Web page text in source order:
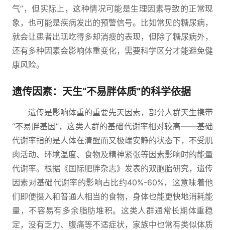
气”，但实际上，这种情况可能是生理因素导致的正常现
象，也可能是疾病发出的预警信号。比如常见的糖尿病，
就会让患者出现吃得多却消瘦的表现，但除了糖尿病外，
还有多种因素会影响体重变化，需要科学区分才能避免健
康风险。
遗传因素：天生“不易胖体质”的科学依据
遗传是影响体重的重要先天因素，部分人群天生携带
“不易胖基因”，这类人群的基础代谢率相对较高——基础
代谢率指的是人体在清醒而又极端安静的状态下，不受肌
肉活动、环境温度、食物及精神紧张等因素影响时的能量
代谢率。根据《国际肥胖杂志》发表的双胞胎研究，遗传
因素对基础代谢率的影响占比约40%-60%，这意味着他
们即便摄入和普通人相当的食物，身体也能更快地消耗能
量，不容易有多余脂肪堆积。这类人群通常长期体重稳
定，没有乏力、腹痛等不适症状，家族中也常有类似体质